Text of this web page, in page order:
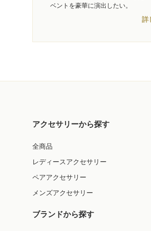
ベントを豪華に演出したい。
詳
アクセサリーから探す
全商品
レディースアクセサリー
ペアアクセサリー
メンズアクセサリー
ブランドから探す